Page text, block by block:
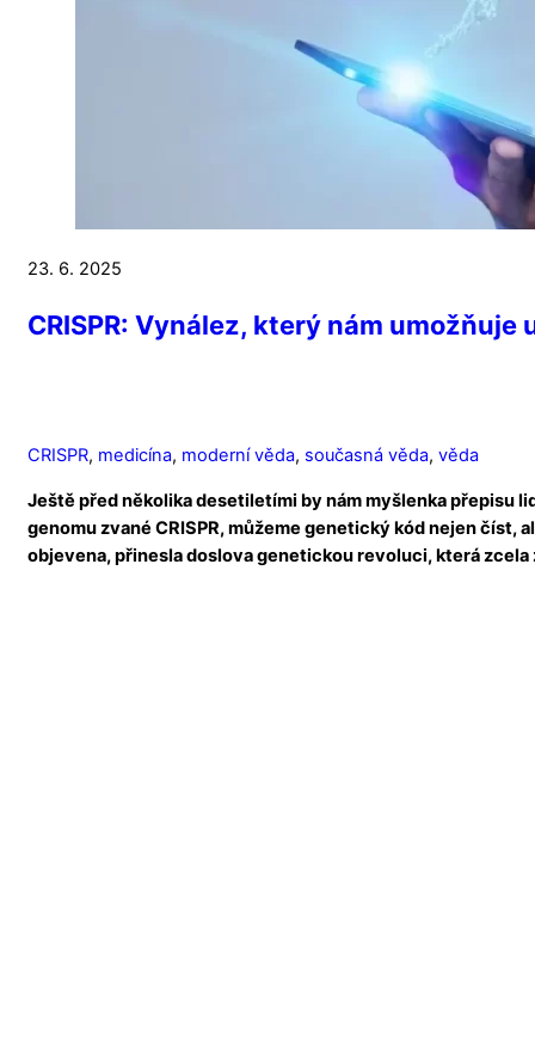
23. 6. 2025
CRISPR: Vynález, který nám umožňuje
CRISPR, medicína, moderní věda, současná věda, věda
Ještě před několika desetiletími by nám myšlenka přepisu
genomu zvané CRISPR, můžeme genetický kód nejen
objevena, přinesla doslova genetickou revoluci, která